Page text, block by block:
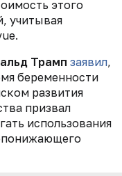
этого
учитывая
Трамп заявил,
беременности
развития
призвал
использования